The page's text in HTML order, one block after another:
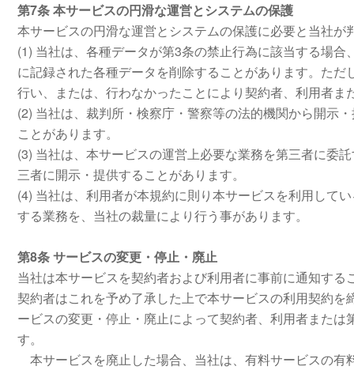
第7条 本サービスの円滑な運営とシステムの保護
本サービスの円滑な運営とシステムの保護に必要と当社
(1) 当社は、各種データが第3条の禁止行為に該当する場
に記録された各種データを削除することがあります。た
行い、または、行わなかったことにより契約者、利用者
(2) 当社は、裁判所・検察庁・警察等の法的機関から開示
ことがあります。
(3) 当社は、本サービスの運営上必要な業務を第三者に委
三者に開示・提供することがあります。
(4) 当社は、利用者が本規約に則り本サービスを利用して
する業務を、当社の裁量により行う事があります。
第8条 サービスの変更・停止・廃止
当社は本サービスを契約者および利用者に事前に通知す
契約者はこれを予め了承した上で本サービスの利用契約
ービスの変更・停止・廃止によって契約者、利用者また
す。
本サービスを廃止した場合、当社は、有料サービスの